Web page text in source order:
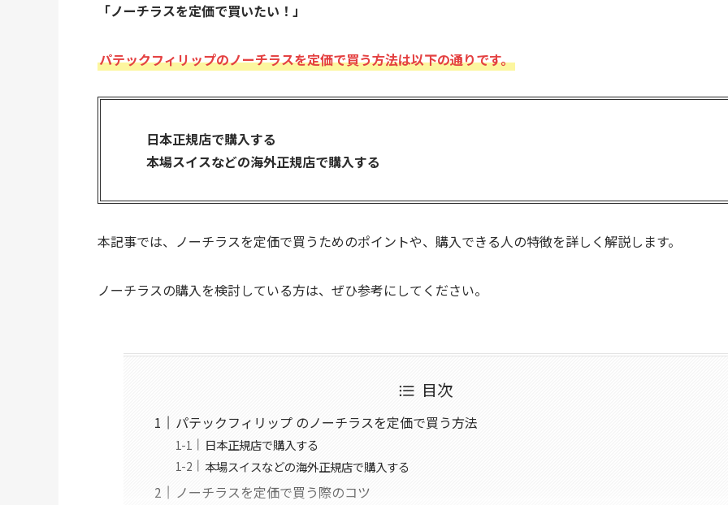
「ノーチラスを定価で買いたい！」
パテックフィリップのノーチラスを定価で買う方法は以下の通りです。
日本正規店で購入する
本場スイスなどの海外正規店で購入する
本記事では、ノーチラスを定価で買うためのポイントや、購入できる人の特徴を詳しく解説します。
ノーチラスの購入を検討している方は、ぜひ参考にしてください。
目次
パテックフィリップ のノーチラスを定価で買う方法
日本正規店で購入する
本場スイスなどの海外正規店で購入する
ノーチラスを定価で買う際のコツ